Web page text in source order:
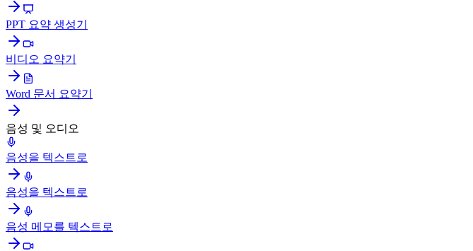
PPT 요약 생성기
비디오 요약기
Word 문서 요약기
음성 및 오디오
음성을 텍스트로
음성을 텍스트로
음성 메모를 텍스트로